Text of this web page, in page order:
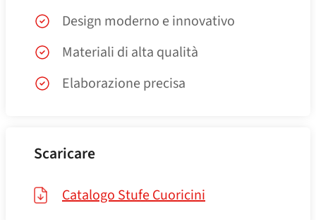
Design moderno e innovativo
Materiali di alta qualità
Elaborazione precisa
Scaricare
Catalogo Stufe Cuoricini